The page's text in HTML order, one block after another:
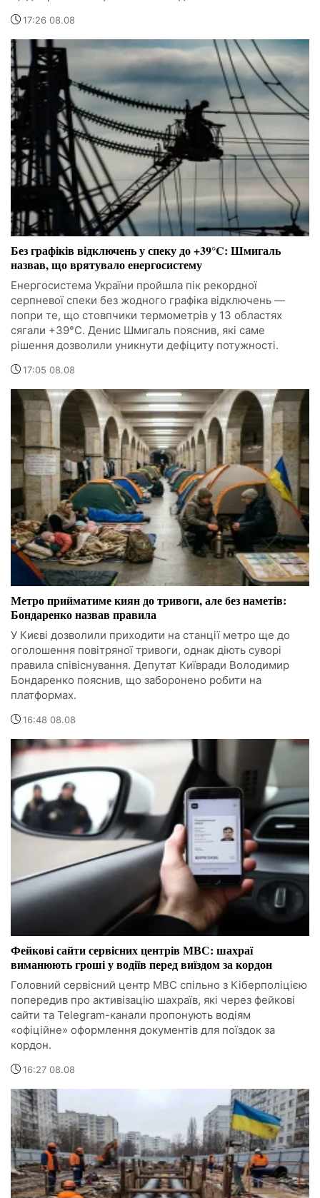
17:26 08.08
Без графіків відключень у спеку до +39°C: Шмигаль
назвав, що врятувало енергосистему
Енергосистема України пройшла пік рекордної
серпневої спеки без жодного графіка відключень —
попри те, що стовпчики термометрів у 13 областях
сягали +39°C. Денис Шмигаль пояснив, які саме
рішення дозволили уникнути дефіциту потужності.
17:05 08.08
Метро прийматиме киян до тривоги, але без наметів:
Бондаренко назвав правила
У Києві дозволили приходити на станції метро ще до
оголошення повітряної тривоги, однак діють суворі
правила співіснування. Депутат Київради Володимир
Бондаренко пояснив, що заборонено робити на
платформах.
16:48 08.08
Фейкові сайти сервісних центрів МВС: шахраї
виманюють гроші у водіїв перед виїздом за кордон
Головний сервісний центр МВС спільно з Кіберполіцією
попередив про активізацію шахраїв, які через фейкові
сайти та Telegram-канали пропонують водіям
«офіційне» оформлення документів для поїздок за
кордон.
16:27 08.08